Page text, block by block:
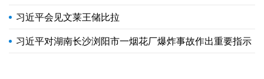
习近平会见文莱王储比拉
习近平对湖南长沙浏阳市一烟花厂爆炸事故作出重要指示